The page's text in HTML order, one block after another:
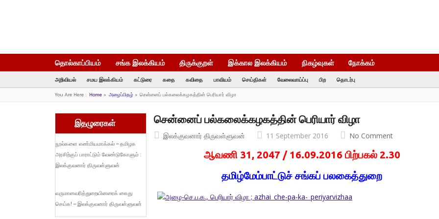
தொல்காப்பியம் சங்க இலக்கியம் திருக்குறள் இக்கால இலக்கியம் நிகழ்வுகள் நோக்கம்
அறிவியல் சமய இலக்கியம் கட்டுரை கதை கவிதை பாவியம் செய்திகள் வேலைவாய்ப்பு பிற தொடர்பு
You Are Here : Home» அழைப்பிதழ் » சென்னைப் பல்கலைக்கழகத்தின் பெரியார் விழா
சென்னைப் பல்கலைக்கழகத்தின் பெரியார் விழா
இலக்குவனார் திருவள்ளுவன் 11 September 2016 No Comment
ஆவணி 31, 2047 / 16.09.2016 பிற்பகல் 2.30
தமிழ்மேம்பாட்டுச் சங்கப் பலகைத்துறை
இதழுரைகள்
நூல்களை எண்மியமாக்கல் – தமிழக
அரசிற்குப் பாராட்டும் வேண்டுகோளும் :
இலக்குவனார் திருவள்ளுவன்
வருமானவரித்துறையினரைக் கைது
செய்க! – இலக்குவனார் திருவள்ளுவன்